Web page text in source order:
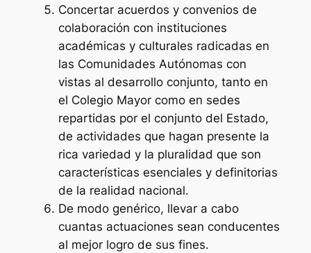
Concertar acuerdos y convenios de
colaboración con instituciones
académicas y culturales radicadas en
las Comunidades Autónomas con
vistas al desarrollo conjunto, tanto en
el Colegio Mayor como en sedes
repartidas por el conjunto del Estado,
de actividades que hagan presente la
rica variedad y la pluralidad que son
características esenciales y definitorias
de la realidad nacional.
De modo genérico, llevar a cabo
cuantas actuaciones sean conducentes
al mejor logro de sus fines.